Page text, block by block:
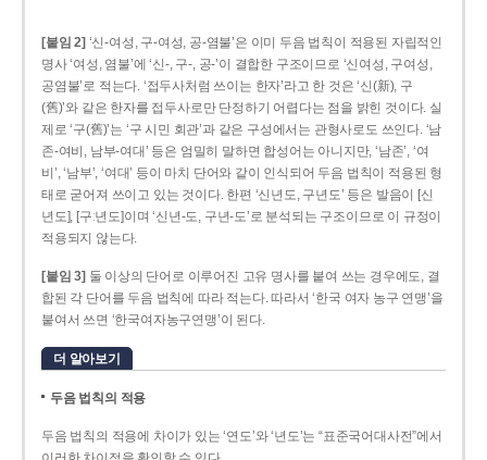
[붙임 2] ‘신-여성, 구-여성, 공-염불’은 이미 두음 법칙이 적용된 자립적인
명사 ‘여성, 염불’에 ‘신-, 구-, 공-’이 결합한 구조이므로 ‘신여성, 구여성,
공염불’로 적는다. ‘접두사처럼 쓰이는 한자’라고 한 것은 ‘신(新), 구
(舊)’와 같은 한자를 접두사로만 단정하기 어렵다는 점을 밝힌 것이다. 실
제로 ‘구(舊)’는 ‘구 시민 회관’과 같은 구성에서는 관형사로도 쓰인다. ‘남
존­-여비, 남부-­여대’ 등은 엄밀히 말하면 합성어는 아니지만, ‘남존’, ‘여
비’, ‘남부’, ‘여대’ 등이 마치 단어와 같이 인식되어 두음 법칙이 적용된 형
태로 굳어져 쓰이고 있는 것이다. 한편 ‘신년도, 구년도’ 등은 발음이 [신
년도], [구ː년도]이며 ‘신년­-도, 구년-­도’로 분석되는 구조이므로 이 규정이
적용되지 않는다.
[붙임 3] 둘 이상의 단어로 이루어진 고유 명사를 붙여 쓰는 경우에도, 결
합된 각 단어를 두음 법칙에 따라 적는다. 따라서 ‘한국 여자 농구 연맹’을
붙여서 쓰면 ‘한국여자농구연맹’이 된다.
더 알아보기
두음 법칙의 적용
두음 법칙의 적용에 차이가 있는 ‘연도’와 ‘년도’는 “표준국어대사전”에서